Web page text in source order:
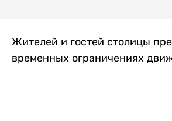
Жителей и гостей столицы
временных ограничениях